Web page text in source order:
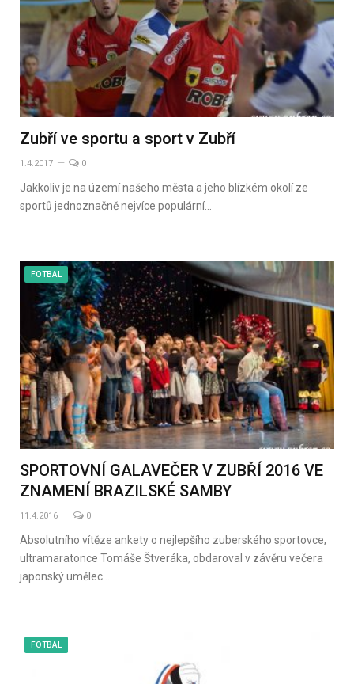
Zubří ve sportu a sport v Zubří
1.4.2017 0
Jakkoliv je na území našeho města a jeho blízkém okolí ze
sportů jednoznačně nejvíce populární…
FOTBAL
SPORTOVNÍ GALAVEČER V ZUBŘÍ 2016 VE
ZNAMENÍ BRAZILSKÉ SAMBY
11.4.2016 0
Absolutního vítěze ankety o nejlepšího zuberského sportovce,
ultramaratonce Tomáše Štveráka, obdaroval v závěru večera
japonský umělec…
FOTBAL